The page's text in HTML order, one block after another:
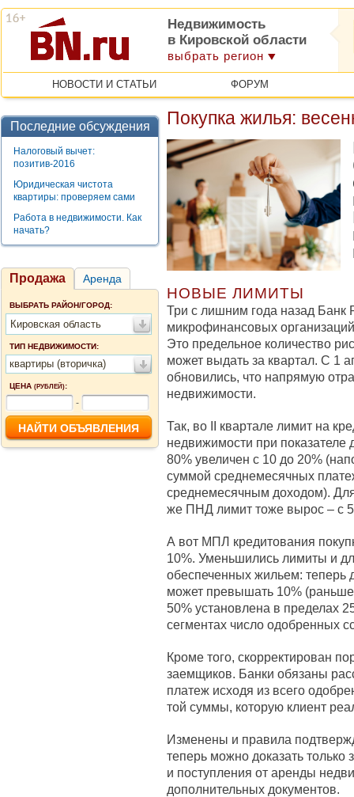
Недвижимость
в Кировской области
выбрать регион
НОВОСТИ И СТАТЬИ ФОРУМ
Последние обсуждения
Налоговый вычет:
позитив-2016
Юридическая чистота
квартиры: проверяем сами
Работа в недвижимости. Как
начать?
Продажа Аренда
ВЫБРАТЬ РАЙОН/ГОРОД:
Кировская область
ТИП НЕДВИЖИМОСТИ:
квартиры (вторичка)
ЦЕНА (РУБЛЕЙ):
-
Покупка жилья:
НОВЫЕ ЛИМИТЫ
Три с лишним года назад Банк
микрофинансовых
Это предельное количество
может выдать за квартал. С 1
обновились, что напрямую
недвижимости.
Так, во II квартале лимит на
недвижимости при показателе
80% увеличен с 10 до 20%
суммой среднемесячных
среднемесячным доходом).
же ПНД лимит тоже вырос – с
А вот МПЛ кредитования
10%. Уменьшились лимиты и
обеспеченных жильем:
может превышать 10%
50% установлена в пределах
сегментах число одобренных
Кроме того, скорректирован
заемщиков. Банки обязаны
платеж исходя из всего
той суммы, которую клиент
Изменены и правила
теперь можно доказать
и поступления от аренды
дополнительных документов.